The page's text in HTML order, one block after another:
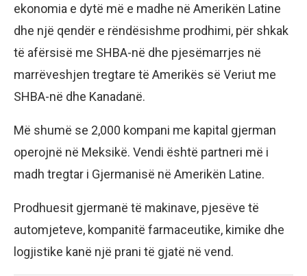
ekonomia e dytë më e madhe në Amerikën Latine
dhe një qendër e rëndësishme prodhimi, për shkak
të afërsisë me SHBA-në dhe pjesëmarrjes në
marrëveshjen tregtare të Amerikës së Veriut me
SHBA-në dhe Kanadanë.
Më shumë se 2,000 kompani me kapital gjerman
operojnë në Meksikë. Vendi është partneri më i
madh tregtar i Gjermanisë në Amerikën Latine.
Prodhuesit gjermanë të makinave, pjesëve të
automjeteve, kompanitë farmaceutike, kimike dhe
logjistike kanë një prani të gjatë në vend.